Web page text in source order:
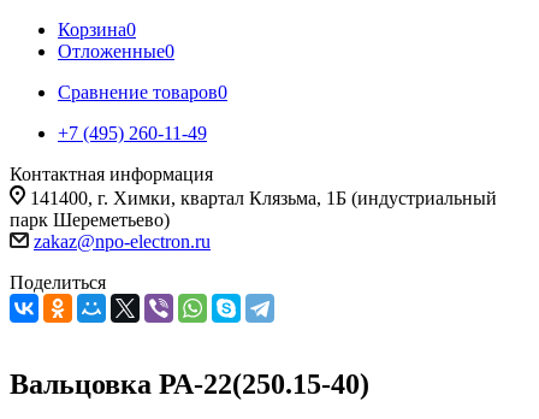
Корзина0
Отложенные0
Сравнение товаров0
+7 (495) 260-11-49
Контактная информация
141400, г. Химки, квартал Клязьма, 1Б (индустриальный
парк Шереметьево)
zakaz@npo-electron.ru
Поделиться
Вальцовка РА-22(250.15-40)